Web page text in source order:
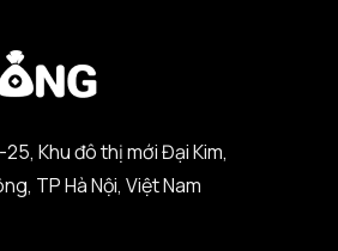
Khu đô thị mới Đại Kim,
TP Hà Nội, Việt Nam